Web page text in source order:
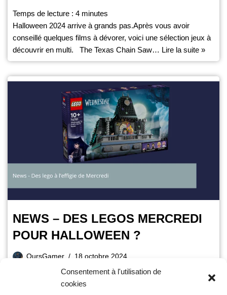
Consentement à l'utilisation de
cookies
Temps de lecture : 4 minutes
Halloween 2024 arrive à grands pas.Après vous avoir
conseillé quelques films à dévorer, voici une sélection jeux à
découvrir en multi. The Texas Chain Saw… Lire la suite »
NEWS – DES LEGOS MERCREDI
POUR HALLOWEEN ?
OursGamer 18 octobre 2024